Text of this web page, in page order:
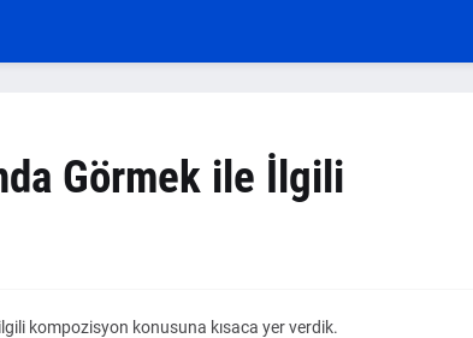
Görmek ile İlgili
kompozisyon konusuna kısaca yer verdik.